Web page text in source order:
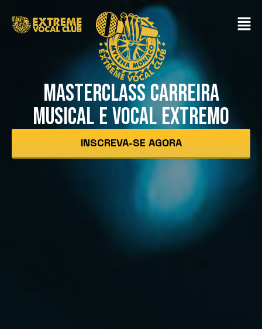
MASTERCLASS CARREIRA
MUSICAL E VOCAL EXTREMO
INSCREVA-SE AGORA